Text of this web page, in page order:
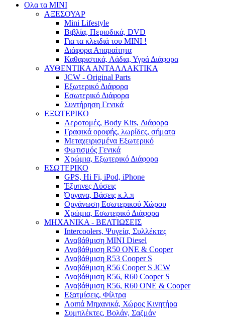
Ολα τα ΜΙΝΙ
ΑΞΕΣΟΥΑΡ
Mini Lifestyle
Βιβλία, Περιοδικά, DVD
Για τα κλειδιά του MINI !
Διάφορα Απαραίτητα
Καθαριστικά, Λάδια, Υγρά Διάφορα
ΑΥΘΕΝΤΙΚΑ ΑΝΤΑΛΛΑΚΤΙΚΑ
JCW - Original Parts
Εξωτερικό Διάφορα
Εσωτερικό Διάφορα
Συντήρηση Γενικά
ΕΞΩΤΕΡΙΚΟ
Αεροτομές, Body Kits, Διάφορα
Γραφικά οροφής, λωρίδες, σήματα
Μεταχειρισμένα Εξωτερικό
Φωτισμός Γενικά
Χρώμια, Εξωτερικό Διάφορα
ΕΣΩΤΕΡΙΚΟ
GPS, Hi Fi, iPod, iPhone
Έξυπνες Λύσεις
Όργανα, Βάσεις κ.λ.π
Οργάνωση Εσωτερικού Χώρου
Χρώμια, Εσωτερικό Διάφορα
ΜΗΧΑΝΙΚΑ - ΒΕΛΤΙΩΣΕΙΣ
Intercoolers, Ψυγεία, Συλλέκτες
Αναβάθμιση MINI Diesel
Αναβάθμιση R50 ONE & Cooper
Αναβάθμιση R53 Cooper S
Αναβάθμιση R56 Cooper S JCW
Αναβάθμιση R56, R60 Cooper S
Αναβάθμιση R56, R60 ONE & Cooper
Εξατμίσεις, Φίλτρα
Λοιπά Μηχανικά, Χώρος Κινητήρα
Συμπλέκτες, Βολάν, Σαζμάν